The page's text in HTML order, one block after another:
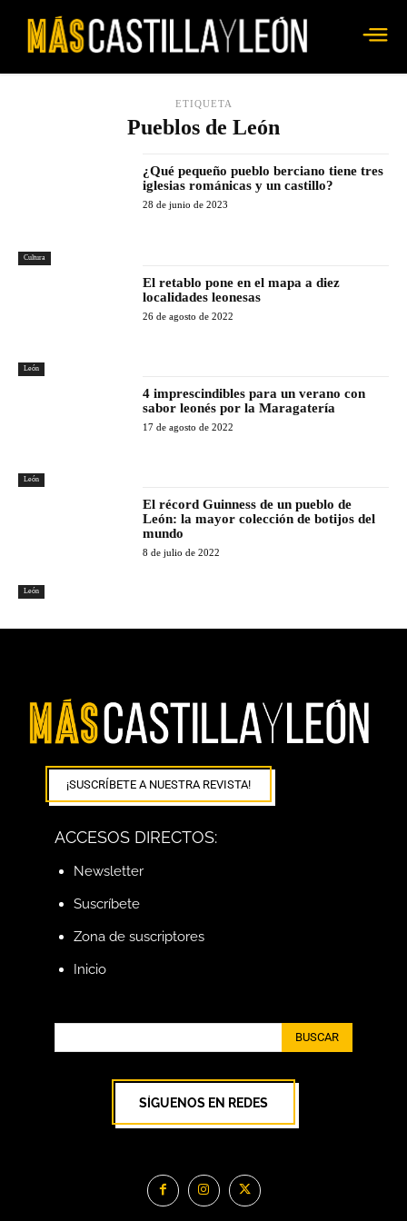
ETIQUETA
Pueblos de León
Cultura
¿Qué pequeño pueblo berciano tiene tres
iglesias románicas y un castillo?
28 de junio de 2023
León
El retablo pone en el mapa a diez
localidades leonesas
26 de agosto de 2022
León
4 imprescindibles para un verano con
sabor leonés por la Maragatería
17 de agosto de 2022
León
El récord Guinness de un pueblo de
León: la mayor colección de botijos del
mundo
8 de julio de 2022
¡SUSCRÍBETE A NUESTRA REVISTA!
ACCESOS DIRECTOS:
Newsletter
Suscríbete
Zona de suscriptores
Inicio
BUSCAR
SÍGUENOS EN REDES